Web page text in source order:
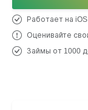
Работает на
Оценивайте
Займы от 1000